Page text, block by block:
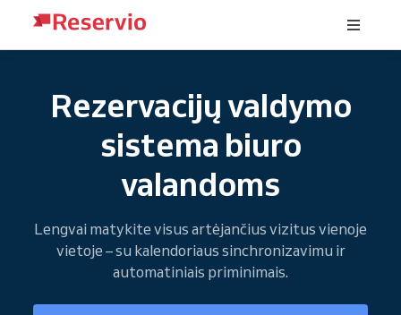
Rezervacijų valdymo
sistema biuro
valandoms
Lengvai matykite visus artėjančius vizitus vienoje
vietoje – su kalendoriaus sinchronizavimu ir
automatiniais priminimais.